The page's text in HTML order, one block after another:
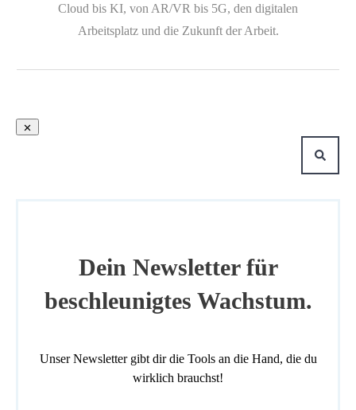
Cloud bis KI, von AR/VR bis 5G, den digitalen
Arbeitsplatz und die Zukunft der Arbeit.
Dein Newsletter für
beschleunigtes Wachstum.
Unser Newsletter gibt dir die Tools an die Hand, die du
wirklich brauchst!